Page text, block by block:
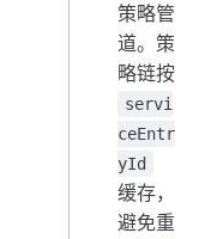
策略管
道。策
略链按
servi
ceEntr
yId
缓存，
避免重